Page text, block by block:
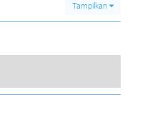
Tampilkan
Operasi Lilin Nataru 2025, Kapolres Tangsel Cek Langsung Kesiapan Ibadah Natal di Gereja St. Perawan Maria